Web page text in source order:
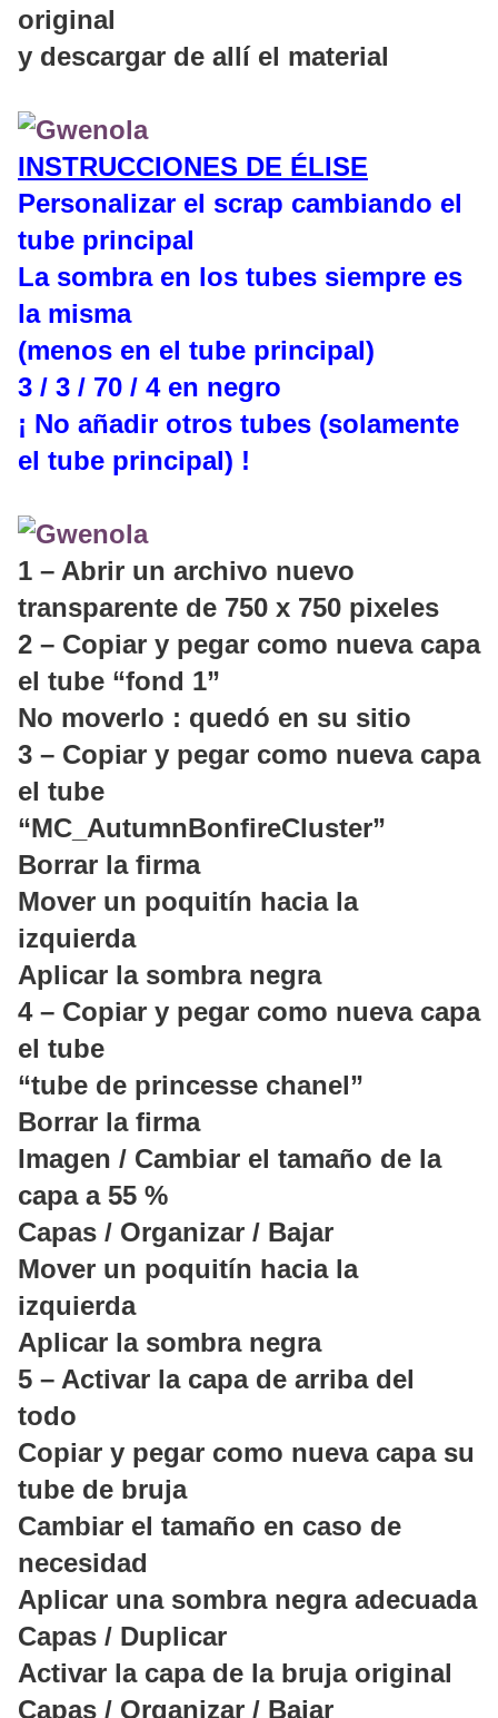
original
y descargar de allí el material
INSTRUCCIONES DE ÉLISE
Personalizar el scrap cambiando el
tube principal
La sombra en los tubes siempre es
la misma
(menos en el tube principal)
3 / 3 / 70 / 4 en negro
¡ No añadir otros tubes (solamente
el tube principal) !
1 – Abrir un archivo nuevo
transparente de 750 x 750 pixeles
2 – Copiar y pegar como nueva capa
el tube “fond 1”
No moverlo : quedó en su sitio
3 – Copiar y pegar como nueva capa
el tube
“MC_AutumnBonfireCluster”
Borrar la firma
Mover un poquitín hacia la
izquierda
Aplicar la sombra negra
4 – Copiar y pegar como nueva capa
el tube
“tube de princesse chanel”
Borrar la firma
Imagen / Cambiar el tamaño de la
capa a 55 %
Capas / Organizar / Bajar
Mover un poquitín hacia la
izquierda
Aplicar la sombra negra
5 – Activar la capa de arriba del
todo
Copiar y pegar como nueva capa su
tube de bruja
Cambiar el tamaño en caso de
necesidad
Aplicar una sombra negra adecuada
Capas / Duplicar
Activar la capa de la bruja original
Capas / Organizar / Bajar